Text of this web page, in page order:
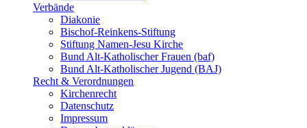
Verbände
Diakonie
Bischof-Reinkens-Stiftung
Stiftung Namen-Jesu Kirche
Bund Alt-Katholischer Frauen (baf)
Bund Alt-Katholischer Jugend (BAJ)
Recht & Verordnungen
Kirchenrecht
Datenschutz
Impressum